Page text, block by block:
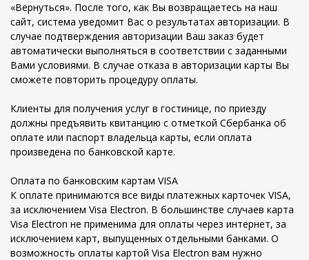
«Вернуться». После того, как Вы возвращаетесь на наш
сайт, система уведомит Вас о результатах авторизации. В
случае подтверждения авторизации Ваш заказ будет
автоматически выполняться в соответствии с заданными
Вами условиями. В случае отказа в авторизации карты Вы
сможете повторить процедуру оплаты.
Клиенты для получения услуг в гостинице, по приезду
должны предъявить квитанцию с отметкой Сбербанка об
оплате или паспорт владельца карты, если оплата
произведена по банковской карте.
Оплата по банковским картам VISA
К оплате принимаются все виды платежных карточек VISA,
за исключением Visa Electron. В большинстве случаев карта
Visa Electron не применима для оплаты через интернет, за
исключением карт, выпущенных отдельными банками. О
возможность оплаты картой Visa Electron вам нужно